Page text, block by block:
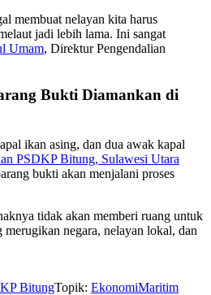
membuat nelayan kita harus
jadi lebih lama. Ini sangat
Umam, Direktur Pengendalian
Bukti Diamankan di
ikan asing, dan dua awak kapal
PSDKP Bitung, Sulawesi Utara
bukti akan menjalani proses
tidak akan memberi ruang untuk
negara, nelayan lokal, dan
BitungTopik: EkonomiMaritim